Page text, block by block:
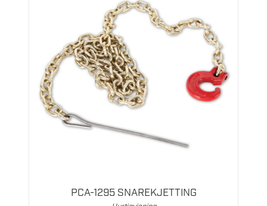
PCA-1295 SNAREKJETTING